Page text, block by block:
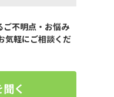
ご不明点・お悩み
気軽にご相談くだ
く